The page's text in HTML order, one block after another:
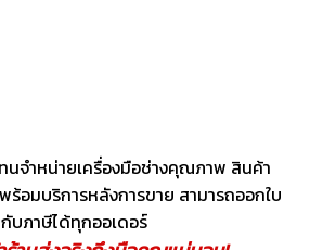
นจำหน่ายเครื่องมือช่างคุณภาพ สินค้า
อมบริการหลังการขาย สามารถออกใบ
บภาษีได้ทุกออเดอร์